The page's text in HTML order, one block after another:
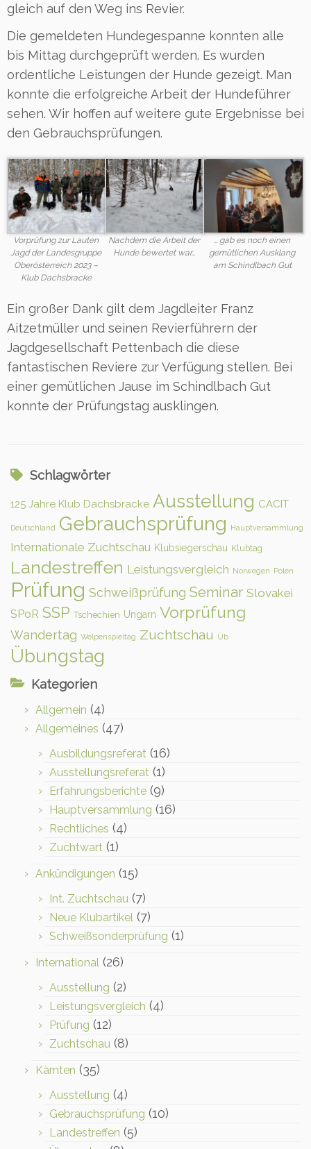
gleich auf den Weg ins Revier.
Die gemeldeten Hundegespanne konnten alle
bis Mittag durchgeprüft werden. Es wurden
ordentliche Leistungen der Hunde gezeigt. Man
konnte die erfolgreiche Arbeit der Hundeführer
sehen. Wir hoffen auf weitere gute Ergebnisse bei
den Gebrauchsprüfungen.
Vorprüfung zur Lauten
Jagd der Landesgruppe
Oberösterreich 2023 –
Klub Dachsbracke
Nachdem die Arbeit der
Hunde bewertet war…
… gab es noch einen
gemütlichen Ausklang
am Schindlbach Gut
Ein großer Dank gilt dem Jagdleiter Franz
Aitzetmüller und seinen Revierführern der
Jagdgesellschaft Pettenbach die diese
fantastischen Reviere zur Verfügung stellen. Bei
einer gemütlichen Jause im Schindlbach Gut
konnte der Prüfungstag ausklingen.
Schlagwörter
125 Jahre Klub Dachsbracke Ausstellung CACIT
Deutschland Gebrauchsprüfung Hauptversammlung
Internationale Zuchtschau Klubsiegerschau Klubtag
Landestreffen Leistungsvergleich Norwegen Polen
Prüfung Schweißprüfung Seminar Slovakei
SPoR SSP Tschechien Ungarn Vorprüfung
Wandertag Welpenspieltag Zuchtschau Üb
Übungstag
Kategorien
Allgemein (4)
Allgemeines (47)
Ausbildungsreferat (16)
Ausstellungsreferat (1)
Erfahrungsberichte (9)
Hauptversammlung (16)
Rechtliches (4)
Zuchtwart (1)
Ankündigungen (15)
Int. Zuchtschau (7)
Neue Klubartikel (7)
Schweißsonderprüfung (1)
International (26)
Ausstellung (2)
Leistungsvergleich (4)
Prüfung (12)
Zuchtschau (8)
Kärnten (35)
Ausstellung (4)
Gebrauchsprüfung (10)
Landestreffen (5)